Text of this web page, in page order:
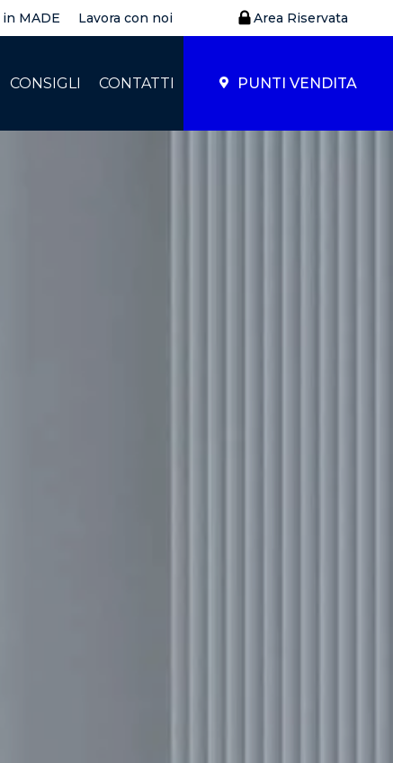
MADE Lavora con noi Area Riservata
CONSIGLI CONTATTI PUNTI VENDITA